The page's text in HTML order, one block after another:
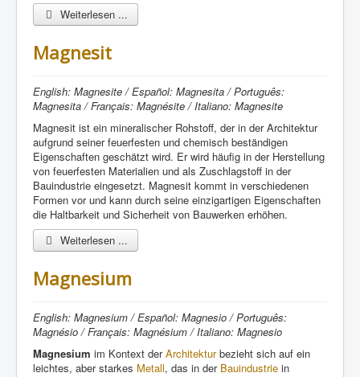
Weiterlesen ...
Magnesit
English: Magnesite / Español: Magnesita / Português:
Magnesita / Français: Magnésite / Italiano: Magnesite
Magnesit ist ein mineralischer Rohstoff, der in der Architektur
aufgrund seiner feuerfesten und chemisch beständigen
Eigenschaften geschätzt wird. Er wird häufig in der Herstellung
von feuerfesten Materialien und als Zuschlagstoff in der
Bauindustrie eingesetzt. Magnesit kommt in verschiedenen
Formen vor und kann durch seine einzigartigen Eigenschaften
die Haltbarkeit und Sicherheit von Bauwerken erhöhen.
Weiterlesen ...
Magnesium
English: Magnesium / Español: Magnesio / Português:
Magnésio / Français: Magnésium / Italiano: Magnesio
Magnesium im Kontext derArchitekturbezieht sich auf ein
leichtes, aber starkes Metall, das in der Bauindustrie in